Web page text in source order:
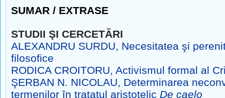
SUMAR / EXTRASE
STUDII ŞI CERCETĂRI
ALEXANDRU SURDU, Necesitatea şi
filosofice
RODICA CROITORU, Activismul formal al
ŞERBAN N. NICOLAU, Determinarea
termenilorîn tratatul aristotelic De caelo